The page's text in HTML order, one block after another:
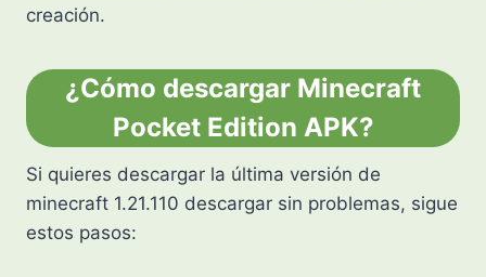
creación.
¿Cómo descargar Minecraft
Pocket Edition APK?
Si quieres descargar la última versión de
minecraft 1.21.110 descargar sin problemas, sigue
estos pasos: